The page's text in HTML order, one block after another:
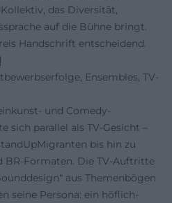
das Diversität,
auf die Bühne bringt.
Handschrift entscheidend.
Ensembles, TV-
und Comedy-
sich parallel als TV-Gesicht –
bis hin zu
BR-Formaten. Die TV-Auftritte
aus Themenbögen
seine Persona: ein höflich-